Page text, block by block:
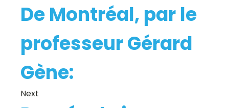
De Montréal, par le
professeur Gérard
Gène:
Next